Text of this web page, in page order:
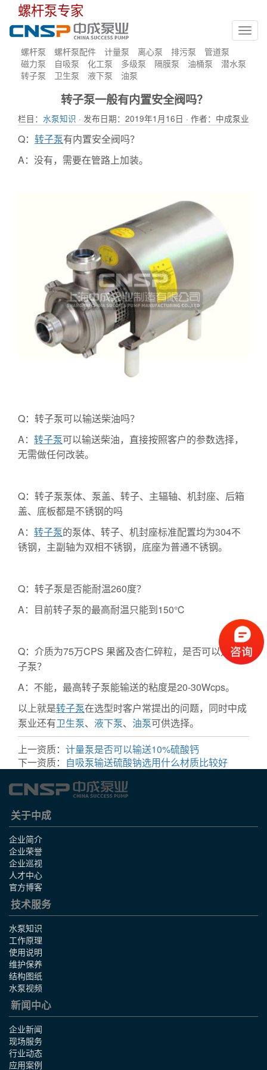
螺杆泵专家
螺杆泵 螺杆泵配件 计量泵 离心泵 排污泵
管道泵
磁力泵
自吸泵 化工泵 多级泵 隔膜泵 油桶泵
潜水泵
转子泵
卫生泵 液下泵 油泵
转子泵一般有内置安全阀吗？
栏目： 水泵知识 · 发布日期：2019年1月16日 · 作者：中成泵业
Q： 转子泵有内置安全阀吗？
A：没有，需要在管路上加装。
Q：转子泵可以输送柴油吗？
A： 转子泵可以输送柴油，直接按照客户的参数选择，
无需做任何改装。
Q：转子泵泵体、泵盖、转子、主辐轴、机封座、后箱
盖、底板都是不锈钢的吗
A： 转子泵的泵体、转子、机封座标准配置均为304不
锈钢，主副轴为双相不锈钢，底座为普通不锈钢。
Q：转子泵是否能耐温260度？
A：目前转子泵的最高耐温只能到150℃
Q：介质为75万CPS 果酱及杏仁碎粒，是否可以选择转
子泵？
A：不能，最高转子泵能输送的粘度是20-30Wcps。
以上就是转子泵在选型时客户常提出的问题，同时中成
泵业还有卫生泵、 液下泵、 油泵可供选择。
上一资质： 计量泵是否可以输送10%硫酸钙
下一资质： 自吸泵输送硫酸钠选用什么材质比较好
关于中成
企业简介
企业荣誉
企业巡视
人才中心
官方博客
技术服务
水泵知识
工作原理
使用说明
维护保养
结构图纸
水泵视频
新闻中心
企业新闻
现场服务
行业动态
应用案例